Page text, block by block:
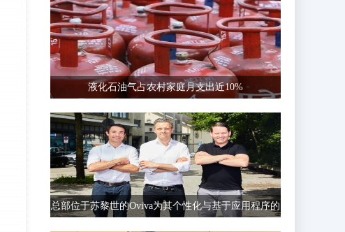
液化石油气占农村家庭月支出近10%
总部位于苏黎世的Oviva为其个性化与基于应用程序的